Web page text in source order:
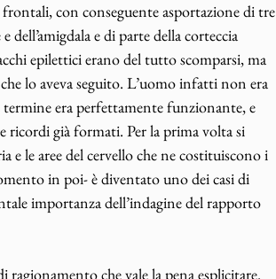
con conseguente asportazione di tre
e di parte della corteccia
epilettici erano del tutto scomparsi, ma
lo aveva seguito. L’uomo infatti non era
era perfettamente funzionante, e
ricordi già formati. Per la prima volta si
e le aree del cervello che ne costituiscono i
in poi- è diventato uno dei casi di
importanza dell’indagine del rapporto
ragionamento che vale la pena esplicitare.